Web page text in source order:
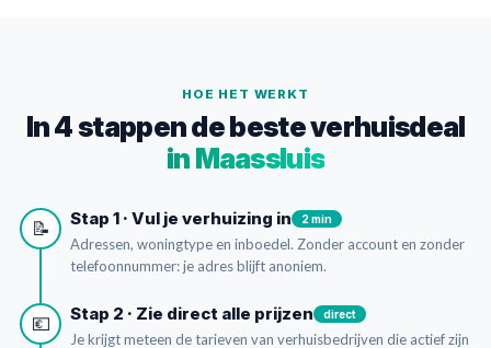
HOE HET WERKT
In 4 stappen de beste verhuisdeal
in Maassluis
📝 Stap 1 · Vul je verhuizing in 2 min
Adressen, woningtype en inboedel. Zonder account en zonder
telefoonnummer: je adres blijft anoniem.
💶 Stap 2 · Zie direct alle prijzen direct
Je krijgt meteen de tarieven van verhuisbedrijven die actief zijn